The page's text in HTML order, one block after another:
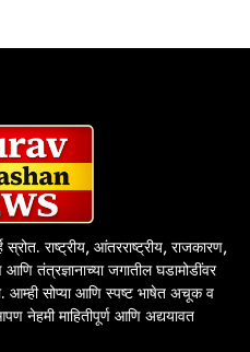
स्रोत. राष्ट्रीय, आंतरराष्ट्रीय, राजकारण,
तंत्रज्ञानाच्या जगातील घडामोडींवर
आम्ही सोप्या आणि स्पष्ट भाषेत अचूक व
नेहमी माहितीपूर्ण आणि अद्ययावत